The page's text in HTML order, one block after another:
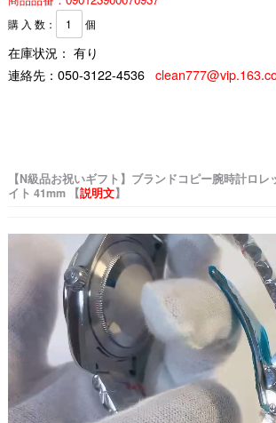
購 入 数： 個
在庫状況： 有り
連絡先： 050-3122-4536
【N級品お祝いギフト】ブランドコピー腕時計ロレ
イト 41mm 【説明文】